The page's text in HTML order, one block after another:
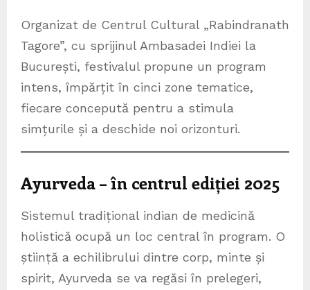
Organizat de Centrul Cultural „Rabindranath
Tagore”, cu sprijinul Ambasadei Indiei la
București, festivalul propune un program
intens, împărțit în cinci zone tematice,
fiecare concepută pentru a stimula
simțurile și a deschide noi orizonturi.
Ayurveda – în centrul ediției 2025
Sistemul tradițional indian de medicină
holistică ocupă un loc central în program. O
știință a echilibrului dintre corp, minte și
spirit, Ayurveda se va regăsi în prelegeri,